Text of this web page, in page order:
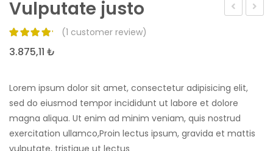
Vulputate justo
(1 customer review)
3.875,11 ₺
Lorem ipsum dolor sit amet, consectetur adipisicing elit,
sed do eiusmod tempor incididunt ut labore et dolore
magna aliqua. Ut enim ad minim veniam, quis nostrud
exercitation ullamco,Proin lectus ipsum, gravida et mattis